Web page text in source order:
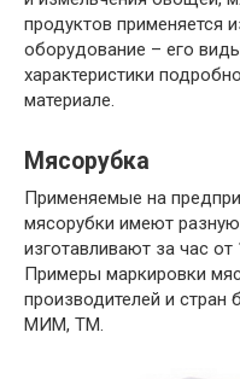
продуктов применяется
оборудование – его
характеристики
материале.
Мясорубка
Применяемые на
мясорубки имеют
изготавливают за час
Примеры маркировки
производителей и
МИМ, ТМ.